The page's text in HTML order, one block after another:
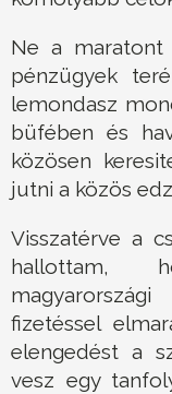
Ne a
pénzügyek
lemondasz
büfében és
közösen
jutni a közös
Visszatérve a
hallottam,
fizetéssel
elengedést a
vesz egy